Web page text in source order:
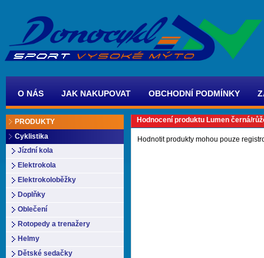
O NÁS JAK NAKUPOVAT OBCHODNÍ PODMÍNKY
PRODUKTY
Cyklistika
Jízdní kola
Elektrokola
Elektrokoloběžky
Doplňky
Oblečení
Rotopedy a trenažery
Helmy
Dětské sedačky
Hodnocení produktu Lumen černá/
Hodnotit produkty mohou pouze